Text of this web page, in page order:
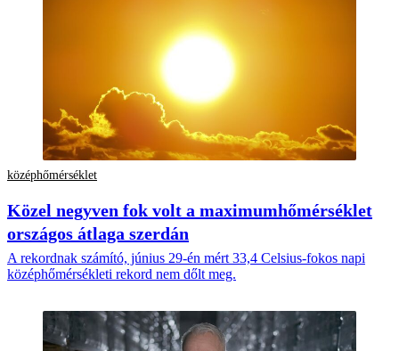
középhőmérséklet
Közel negyven fok volt a maximumhőmérséklet
országos átlaga szerdán
A rekordnak számító, június 29-én mért 33,4 Celsius-fokos napi
középhőmérsékleti rekord nem dőlt meg.